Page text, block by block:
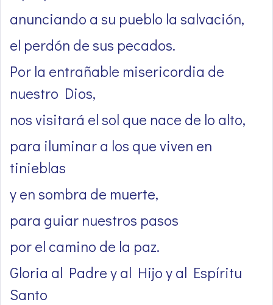
anunciando a su pueblo la salvación,
el perdón de sus pecados.
Por la entrañable misericordia de
nuestro Dios,
nos visitará el sol que nace de lo alto,
para iluminar a los que viven en
tinieblas
y en sombra de muerte,
para guiar nuestros pasos
por el camino de la paz.
Gloria al Padre y al Hijo y al Espíritu
Santo